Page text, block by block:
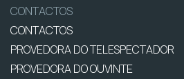
CONTACTOS
CONTACTOS
PROVEDORA DO TELESPECTADOR
PROVEDORA DO OUVINTE